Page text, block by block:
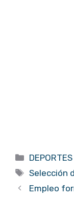
Categorías
DEPORTES
Etiquetas
Selección
Empleo